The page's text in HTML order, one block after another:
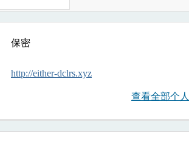
保密
http://either-dclrs.xyz
查看全部个